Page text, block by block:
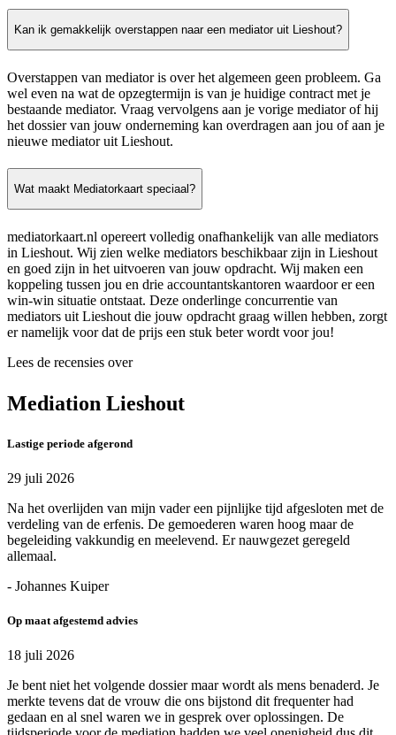
Kan ik gemakkelijk overstappen naar een mediator uit Lieshout?
Overstappen van mediator is over het algemeen geen probleem. Ga
wel even na wat de opzegtermijn is van je huidige contract met je
bestaande mediator. Vraag vervolgens aan je vorige mediator of hij
het dossier van jouw onderneming kan overdragen aan jou of aan je
nieuwe mediator uit Lieshout.
Wat maakt Mediatorkaart speciaal?
mediatorkaart.nl opereert volledig onafhankelijk van alle mediators
in Lieshout. Wij zien welke mediators beschikbaar zijn in Lieshout
en goed zijn in het uitvoeren van jouw opdracht. Wij maken een
koppeling tussen jou en drie accountantskantoren waardoor er een
win-win situatie ontstaat. Deze onderlinge concurrentie van
mediators uit Lieshout die jouw opdracht graag willen hebben, zorgt
er namelijk voor dat de prijs een stuk beter wordt voor jou!
Lees de recensies over
Mediation Lieshout
Lastige periode afgerond
29 juli 2026
Na het overlijden van mijn vader een pijnlijke tijd afgesloten met de
verdeling van de erfenis. De gemoederen waren hoog maar de
begeleiding vakkundig en meelevend. Er nauwgezet geregeld
allemaal.
- Johannes Kuiper
Op maat afgestemd advies
18 juli 2026
Je bent niet het volgende dossier maar wordt als mens benaderd. Je
merkte tevens dat de vrouw die ons bijstond dit frequenter had
gedaan en al snel waren we in gesprek over oplossingen. De